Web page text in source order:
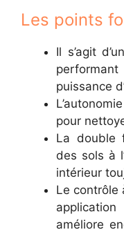
Les points
Il s’agit
puissance
pour
La double
des sols à
intérieur
Le contrôle
améliore